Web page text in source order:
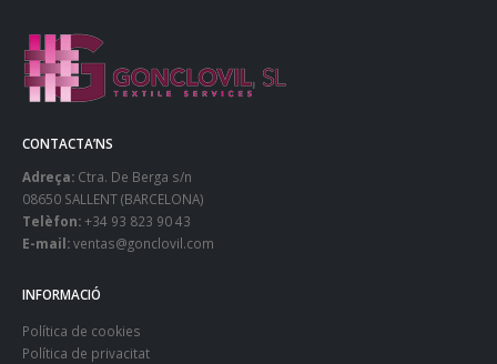
CONTACTA’NS
Adreça: Ctra. De Berga s/n
08650 SALLENT (BARCELONA)
Telèfon:+34 93 823 90 43
E-mail:ventas@gonclovil.com
INFORMACIÓ
Política de cookies
Política de privacitat